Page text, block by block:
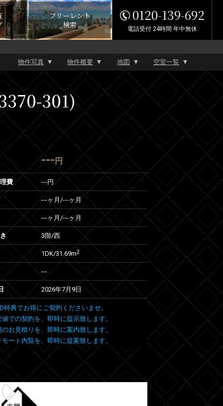
フリーレント
検索
0120-139-692
電話受付 24時間 年中無休
物件写真 物件概要 地図 空室一覧
301)
--- 円
費 ---円
---ヶ月 /---ヶ月
---ヶ月 /---ヶ月
3階/西
1DK/31.69m2
---
2026年7月9日
特典でお得にご契約くださいませ。
での契約を、即時に提示致します。
お見積りを、即時に案内致します。
ート内覧を、即時に提案致します。